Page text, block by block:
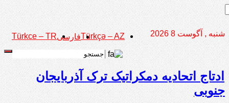
شنبه , آگوست 8 2026 Türkçə – AZفارسیTürkce – TR
ادتاج اتحادیه دمکراتیک ترک آذربایجان
جنوبی